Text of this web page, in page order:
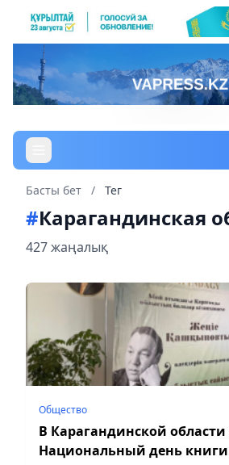
Басты бет / Тег
#Карагандинская
427 жаңалық
Общество
В Карагандинской
Национальный день книги